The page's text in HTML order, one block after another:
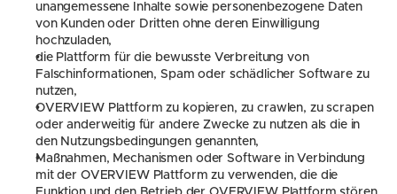
unangemessene Inhalte sowie personenbezogene Daten
von Kunden oder Dritten ohne deren Einwilligung
hochzuladen,
die Plattform für die bewusste Verbreitung von
Falschinformationen, Spam oder schädlicher Software zu
nutzen,
OVERVIEW Plattform zu kopieren, zu crawlen, zu scrapen
oder anderweitig für andere Zwecke zu nutzen als die in
den Nutzungsbedingungen genannten,
Maßnahmen, Mechanismen oder Software in Verbindung
mit der OVERVIEW Plattform zu verwenden, die die